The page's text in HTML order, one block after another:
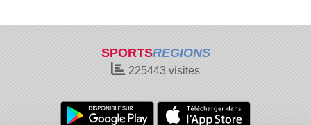
SPORTSREGIONS
225443 visites